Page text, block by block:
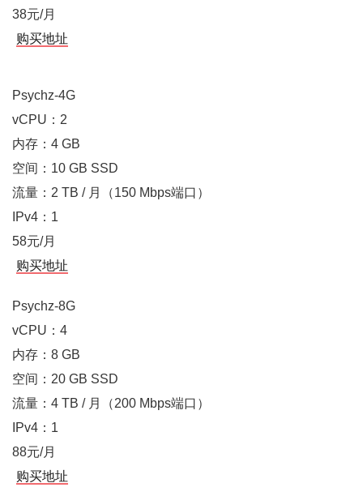
38元/月
购买地址
Psychz-4G
vCPU：2
内存：4 GB
空间：10 GB SSD
流量：2 TB / 月（150 Mbps端口）
IPv4：1
58元/月
购买地址
Psychz-8G
vCPU：4
内存：8 GB
空间：20 GB SSD
流量：4 TB / 月（200 Mbps端口）
IPv4：1
88元/月
购买地址